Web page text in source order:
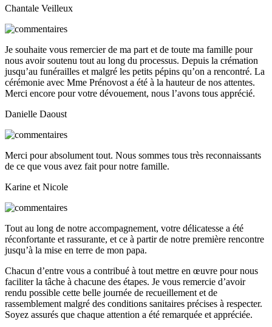
Chantale Veilleux
Je souhaite vous remercier de ma part et de toute ma famille pour
nous avoir soutenu tout au long du processus. Depuis la crémation
jusqu’au funérailles et malgré les petits pépins qu’on a rencontré. La
cérémonie avec Mme Prénovost a été à la hauteur de nos attentes.
Merci encore pour votre dévouement, nous l’avons tous apprécié.
Danielle Daoust
Merci pour absolument tout. Nous sommes tous très reconnaissants
de ce que vous avez fait pour notre famille.
Karine et Nicole
Tout au long de notre accompagnement, votre délicatesse a été
réconfortante et rassurante, et ce à partir de notre première rencontre
jusqu’à la mise en terre de mon papa.
Chacun d’entre vous a contribué à tout mettre en œuvre pour nous
faciliter la tâche à chacune des étapes. Je vous remercie d’avoir
rendu possible cette belle journée de recueillement et de
rassemblement malgré des conditions sanitaires précises à respecter.
Soyez assurés que chaque attention a été remarquée et appréciée.